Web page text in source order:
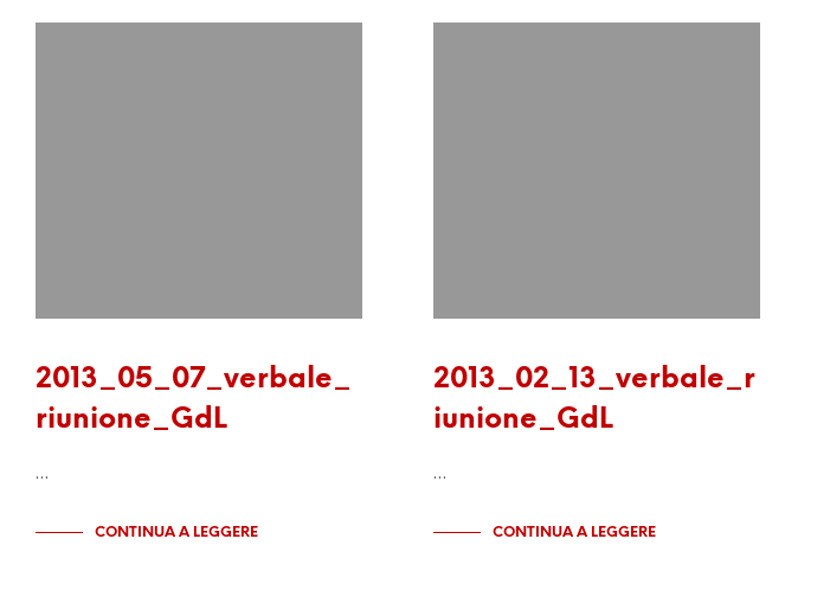
2013_05_07_verbale_
riunione_GdL
…
CONTINUA A LEGGERE
2013_02_13_verbale_r
iunione_GdL
…
CONTINUA A LEGGERE